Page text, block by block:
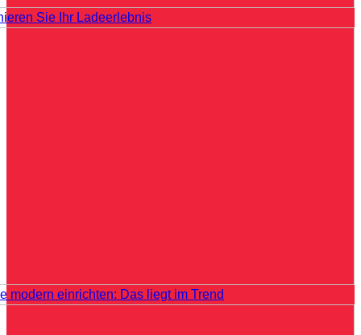
Sie Ihr Ladeerlebnis
modern einrichten: Das liegt im Trend